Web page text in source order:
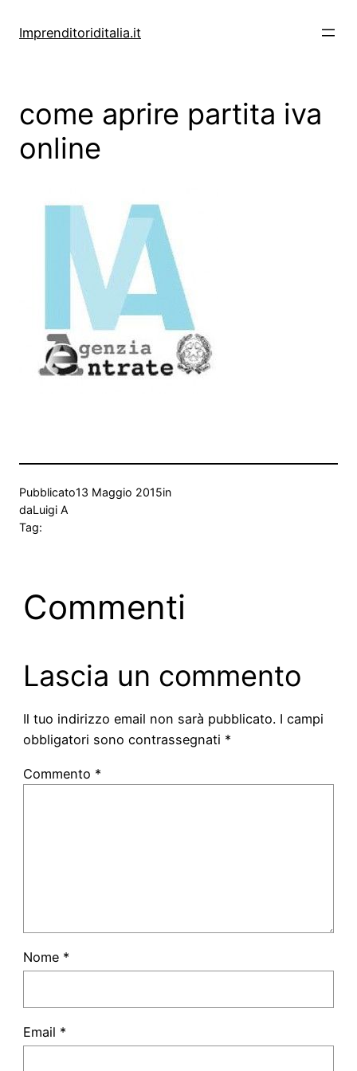
Imprenditoriditalia.it
come aprire partita iva
online
Pubblicato13 Maggio 2015in
daLuigi A
Tag:
Commenti
Lascia un commento
Il tuo indirizzo email non sarà pubblicato. I campi
obbligatori sono contrassegnati *
Commento *
Nome *
Email *